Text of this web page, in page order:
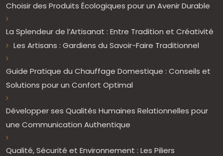
Choisir des Produits Écologiques pour un Avenir Durable
La Splendeur de l’Artisanat : Entre Tradition et Créativité
Les Artisans : Gardiens du Savoir-Faire Traditionnel
Guide Pratique du Chauffage Domestique : Conseils et
Solutions pour un Confort Optimal
Développer ses Qualités Humaines Relationnelles pour
une Communication Authentique
Qualité, Sécurité et Environnement : Les Piliers